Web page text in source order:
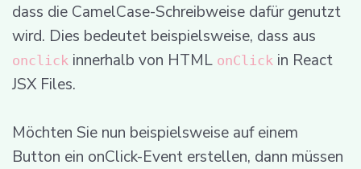
dass die CamelCase-Schreibweise dafür genutzt
wird. Dies bedeutet beispielsweise, dass aus
onclick innerhalb von HTML onClick in React
JSX Files.
Möchten Sie nun beispielsweise auf einem
Button ein onClick-Event erstellen, dann müssen